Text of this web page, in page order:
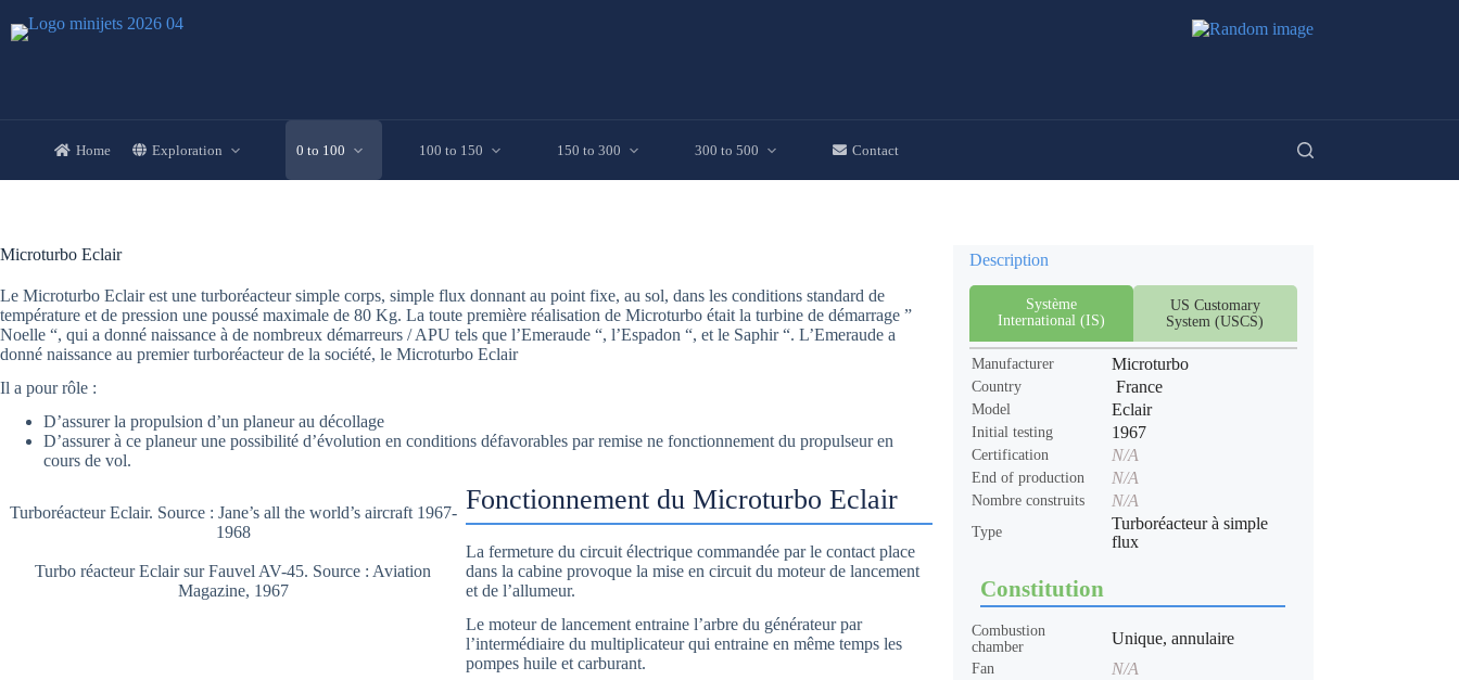
to
content
Home Exploration 0 to 100 100 to 150 150 to 300 300 to 500 Contact
Microturbo Eclair
Le Microturbo Eclair est une turboréacteur simple corps, simple flux donnant au point fixe, au sol, dans les conditions standard de
température et de pression une poussé maximale de 80 Kg. La toute première réalisation de Microturbo était la turbine de démarrage ”
Noelle “, qui a donné naissance à de nombreux démarreurs / APU tels que l’Emeraude “, l’Espadon “, et le Saphir “. L’Emeraude a
donné naissance au premier turboréacteur de la société, le Microturbo Eclair
Il a pour rôle :
D’assurer la propulsion d’un planeur au décollage
D’assurer à ce planeur une possibilité d’évolution en conditions défavorables par remise ne fonctionnement du propulseur en
cours de vol.
Turboréacteur Eclair. Source : Jane’s all the world’s aircraft 1967-
1968
Turbo réacteur Eclair sur Fauvel AV-45. Source : Aviation
Magazine, 1967
Fonctionnement du Microturbo Eclair
La fermeture du circuit électrique commandée par le contact place
dans la cabine provoque la mise en circuit du moteur de lancement
et de l’allumeur.
Le moteur de lancement entraine l’arbre du générateur par
l’intermédiaire du multiplicateur qui entraine en même temps les
pompes huile et carburant.
Description
Système
International (IS)
US Customary
System (USCS)
Manufacturer Microturbo
Country France
Model Eclair
Initial testing 1967
Certification N/A
End of production N/A
Nombre construits N/A
Type
Turboréacteur à simple
flux
Constitution
Combustion
chamber
Unique, annulaire
Fan N/A